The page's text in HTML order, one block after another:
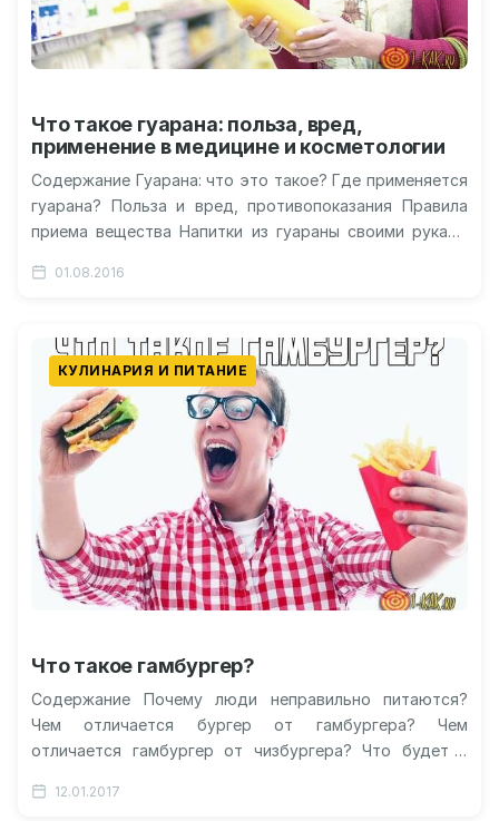
Что такое гуарана: польза, вред,
применение в медицине и косметологии
Содержание Гуарана: что это такое? Где применяется
гуарана? Польза и вред, противопоказания Правила
приема вещества Напитки из гуараны своими руками
01.08.2016
КУЛИНАРИЯ И ПИТАНИЕ
Что такое гамбургер?
Содержание Почему люди неправильно питаются?
Чем отличается бургер от гамбургера? Чем
отличается гамбургер от чизбургера? Что будет с
Видео…
12.01.2017